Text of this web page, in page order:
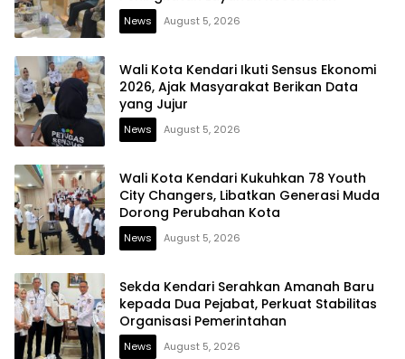
News August 5, 2026
Wali Kota Kendari Ikuti Sensus Ekonomi
2026, Ajak Masyarakat Berikan Data
yang Jujur
News August 5, 2026
Wali Kota Kendari Kukuhkan 78 Youth
City Changers, Libatkan Generasi Muda
Dorong Perubahan Kota
News August 5, 2026
Sekda Kendari Serahkan Amanah Baru
kepada Dua Pejabat, Perkuat Stabilitas
Organisasi Pemerintahan
News August 5, 2026